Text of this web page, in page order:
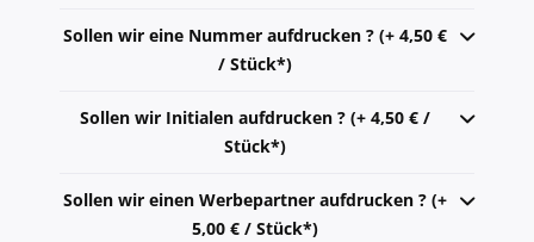
Sollen wir eine Nummer aufdrucken ? (+ 4,50 €
/ Stück*)
Sollen wir Initialen aufdrucken ? (+ 4,50 € /
Stück*)
Sollen wir einen Werbepartner aufdrucken ? (+
5,00 € / Stück*)